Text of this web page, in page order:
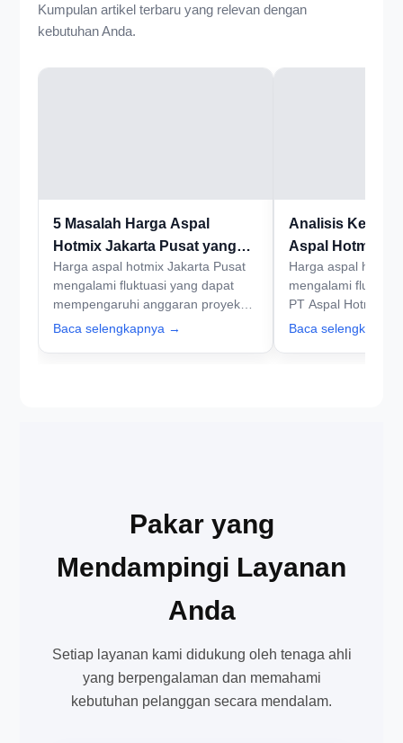
Kumpulan artikel terbaru yang relevan dengan
kebutuhan Anda.
5 Masalah Harga Aspal
Hotmix Jakarta Pusat yang
Perlu Diketahui
Harga aspal hotmix Jakarta Pusat
mengalami fluktuasi yang dapat
mempengaruhi anggaran proyek
Anda. PT Aspal Hotmix Jakarta siap
Baca selengkapnya →
Analisis
Aspal Hotmix di
Harga aspal
mengalami
PT Aspal Hotmix
membantu Anda
Baca
Pakar yang
Mendampingi Layanan
Anda
Setiap layanan kami didukung oleh tenaga ahli
yang berpengalaman dan memahami
kebutuhan pelanggan secara mendalam.